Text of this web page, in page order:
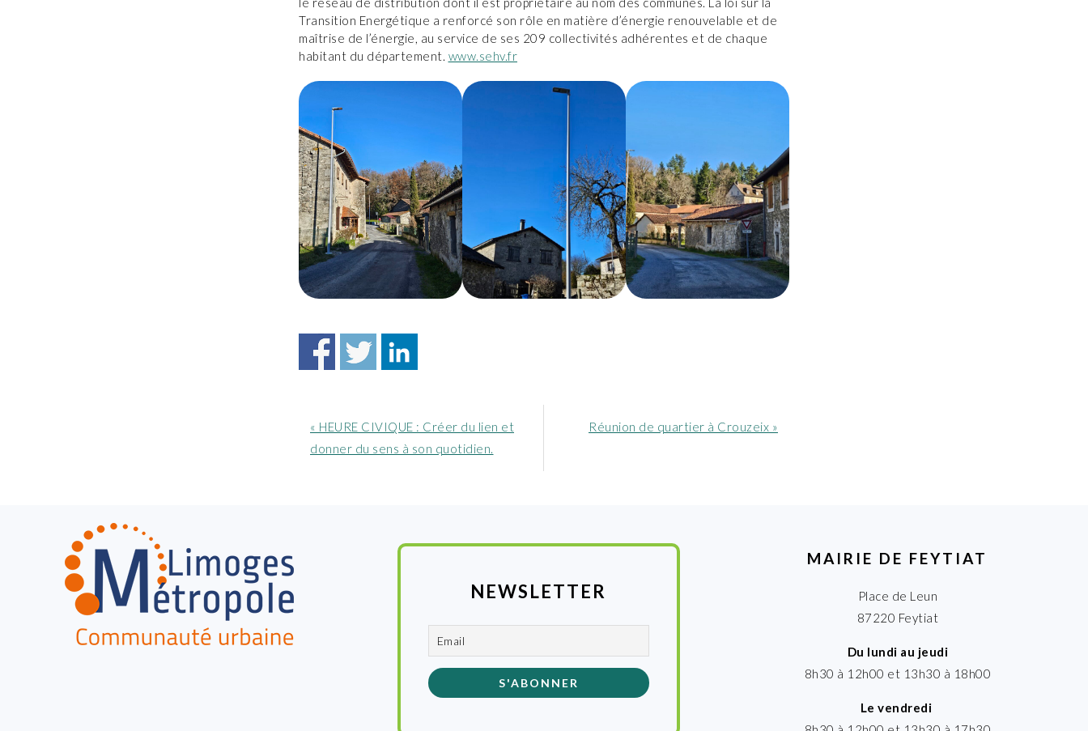
Transition Energétique a renforcé son rôle en matière d’énergie renouvelable et de
maîtrise de l’énergie, au service de ses 209 collectivités adhérentes et de chaque
habitant du département. www.sehv.fr
Article
précédent
« HEURE CIVIQUE : Créer du lien et
donner du sens à son quotidien.
Article
Réunion de quartier à Crouzeix »
NEWSLETTER
MAIRIE DE FEYTIAT
Place de Leun
87220 Feytiat
Du lundi au jeudi
8h30 à 12h00 et 13h30 à 18h00
Le vendredi